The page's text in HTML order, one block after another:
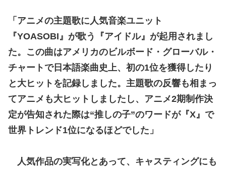
「アニメの主題歌に人気音楽ユニット
『YOASOBI』が歌う『アイドル』が起用されまし
た。この曲はアメリカのビルボード・グローバル・
チャートで日本語楽曲史上、初の1位を獲得したり
と大ヒットを記録しました。主題歌の反響も相まっ
てアニメも大ヒットしましたし、アニメ2期制作決
定が告知された際は“推しの子”のワードが『X』で
世界トレンド1位になるほどでした」
人気作品の実写化とあって、キャスティングにも